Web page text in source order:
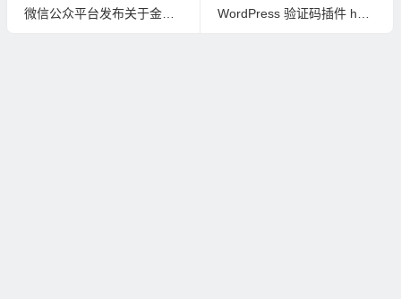
微信公众平台发布关于金融类违规营销内容规范 严禁四大行为
WordPress 验证码插件 hCaptcha 给网站增加安全性